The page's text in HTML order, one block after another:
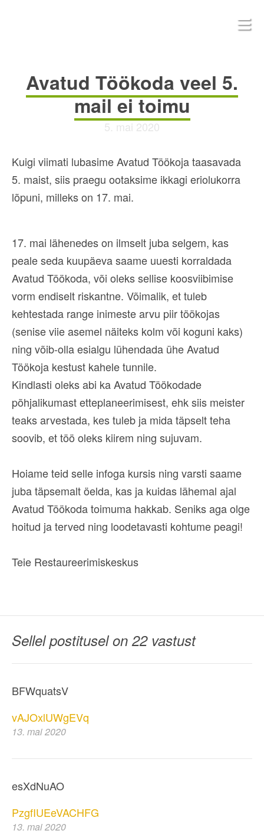
Avatud Töökoda veel 5.
mail ei toimu
5. mai 2020
Kuigi viimati lubasime Avatud Töökoja taasavada
5. maist, siis praegu ootaksime ikkagi eriolukorra
lõpuni, milleks on 17. mai.
17. mai lähenedes on ilmselt juba selgem, kas
peale seda kuupäeva saame uuesti korraldada
Avatud Töökoda, või oleks sellise koosviibimise
vorm endiselt riskantne. Võimalik, et tuleb
kehtestada range inimeste arvu piir töökojas
(senise viie asemel näiteks kolm või koguni kaks)
ning võib-olla esialgu lühendada ühe Avatud
Töökoja kestust kahele tunnile.
Kindlasti oleks abi ka Avatud Töökodade
põhjalikumast etteplaneerimisest, ehk siis meister
teaks arvestada, kes tuleb ja mida täpselt teha
soovib, et töö oleks kiirem ning sujuvam.
Hoiame teid selle infoga kursis ning varsti saame
juba täpsemalt öelda, kas ja kuidas lähemal ajal
Avatud Töökoda toimuma hakkab. Seniks aga olge
hoitud ja terved ning loodetavasti kohtume peagi!
Teie Restaureerimiskeskus
Sellel postitusel on 22 vastust
BFWquatsV
vAJOxlUWgEVq
13. mai 2020
esXdNuAO
PzgfIUEeVACHFG
13. mai 2020